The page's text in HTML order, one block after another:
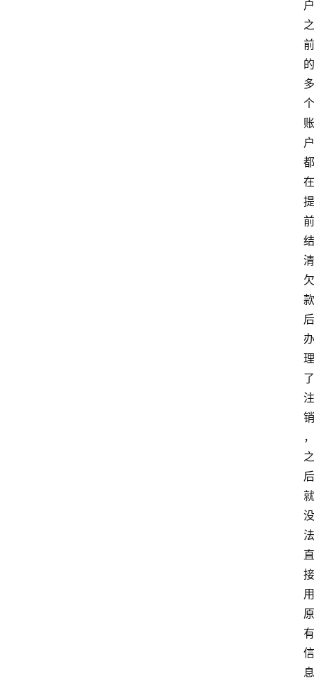
户
之
前
的
多
个
账
户
都
在
提
前
结
清
欠
款
后
办
理
了
注
销
，
之
后
就
没
法
直
接
用
原
有
信
息